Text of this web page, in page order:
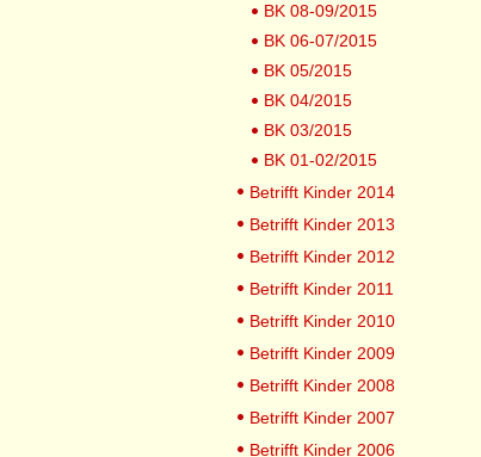
BK 08-09/2015
BK 06-07/2015
BK 05/2015
BK 04/2015
BK 03/2015
BK 01-02/2015
Betrifft Kinder 2014
Betrifft Kinder 2013
Betrifft Kinder 2012
Betrifft Kinder 2011
Betrifft Kinder 2010
Betrifft Kinder 2009
Betrifft Kinder 2008
Betrifft Kinder 2007
Betrifft Kinder 2006